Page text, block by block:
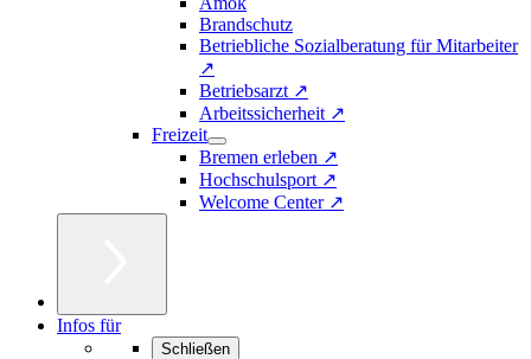
Brandschutz
Betriebliche Sozialberatung für Mitarbeiter
↗
Betriebsarzt ↗
Arbeitssicherheit ↗
Freizeit
Bremen erleben ↗
Hochschulsport ↗
Welcome Center ↗
Infos für
Schließen